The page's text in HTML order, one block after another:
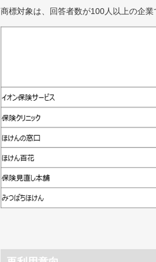
商標対象は、回答者数が100人以上の企業